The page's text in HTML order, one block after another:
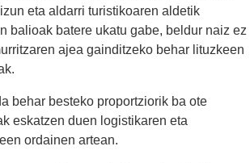
eta aldarri turistikoaren aldetik
balioak batere ukatu gabe, beldur naiz ez
ajea gainditzeko behar lituzkeen
behar besteko proportziorik ba ote
eskatzen duen logistikaren eta
ordainen artean.